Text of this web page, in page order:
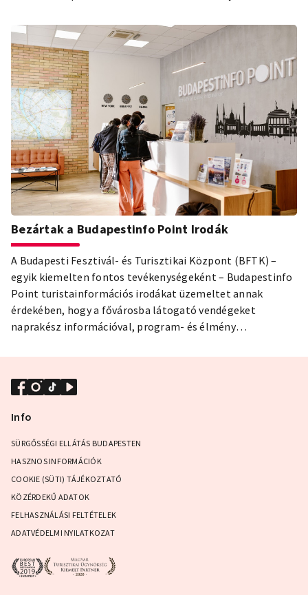
április 14-i első webkonferencia után immár második
alkalommal folytattak konzultációt a válságkezelésről és
a turizmus újraindításáról. A konferenciát kétoldalú üzleti
találkozók követték.
Bezártak a Budapestinfo Point Irodák
A Budapesti Fesztivál- és Turisztikai Központ (BFTK) –
egyik kiemelten fontos tevékenységeként – Budapestinfo
Point turistainformációs irodákat üzemeltet annak
érdekében, hogy a fővárosba látogató vendégeket
naprakész információval, program- és élmény
Info
SÜRGŐSSÉGI ELLÁTÁS BUDAPESTEN
HASZNOS INFORMÁCIÓK
COOKIE (SÜTI) TÁJÉKOZTATÓ
KÖZÉRDEKŰ ADATOK
FELHASZNÁLÁSI FELTÉTELEK
ADATVÉDELMI NYILATKOZAT